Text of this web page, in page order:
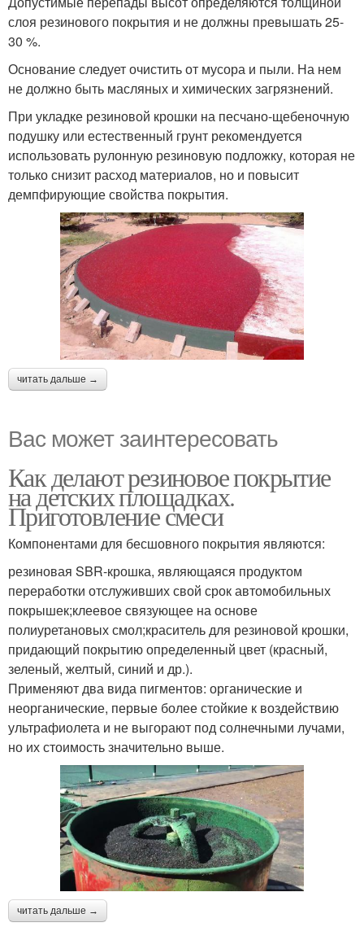
слоя резинового покрытия и не должны превышать 25-
30 %.
Основание следует очистить от мусора и пыли. На нем
не должно быть масляных и химических загрязнений.
При укладке резиновой крошки на песчано-щебеночную
подушку или естественный грунт рекомендуется
использовать рулонную резиновую подложку, которая не
только снизит расход материалов, но и повысит
демпфирующие свойства покрытия.
читать дальше →
Вас может заинтересовать
Как делают резиновое покрытие
на детских площадках.
Приготовление смеси
Компонентами для бесшовного покрытия являются:
резиновая SBR-крошка, являющаяся продуктом
переработки отслуживших свой срок автомобильных
покрышек;клеевое связующее на основе
полиуретановых смол;краситель для резиновой крошки,
придающий покрытию определенный цвет (красный,
зеленый, желтый, синий и др.).
Применяют два вида пигментов: органические и
неорганические, первые более стойкие к воздействию
ультрафиолета и не выгорают под солнечными лучами,
но их стоимость значительно выше.
читать дальше →